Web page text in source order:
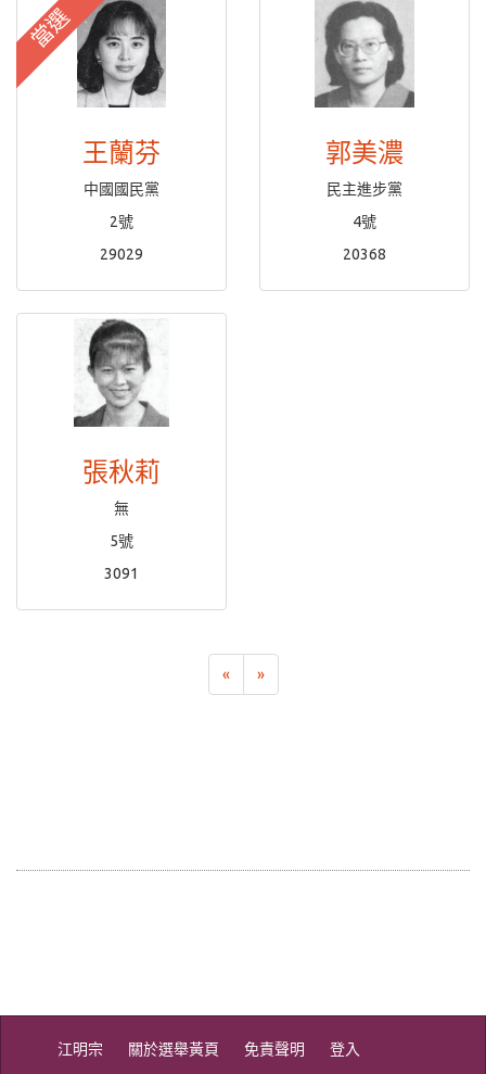
當選
王蘭芬
中國國民黨
2號
29029
郭美濃
民主進步黨
4號
20368
張秋莉
無
5號
3091
« »
江明宗 關於選舉黃頁 免責聲明 登入